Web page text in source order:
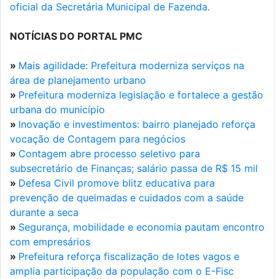
oficial da Secretária Municipal de Fazenda.
NOTÍCIAS DO PORTAL PMC
» Mais agilidade: Prefeitura moderniza serviços na
área de planejamento urbano
» Prefeitura moderniza legislação e fortalece a gestão
urbana do município
» Inovação e investimentos: bairro planejado reforça
vocação de Contagem para negócios
» Contagem abre processo seletivo para
subsecretário de Finanças; salário passa de R$ 15 mil
» Defesa Civil promove blitz educativa para
prevenção de queimadas e cuidados com a saúde
durante a seca
» Segurança, mobilidade e economia pautam encontro
com empresários
» Prefeitura reforça fiscalização de lotes vagos e
amplia participação da população com o E-Fisc